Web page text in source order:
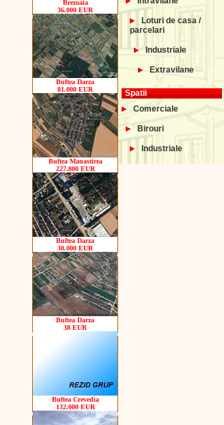
Brezoaia
36.000 EUR
Buftea Darza
81.000 EUR
Buftea Manastirea
227.800 EUR
Buftea Darza
30.000 EUR
Buftea Darza
38 EUR
Buftea Crevedia
132.000 EUR
Loturi de casa /
parcelari
Industriale
Extravilane
Spatii
Comerciale
Birouri
Industriale